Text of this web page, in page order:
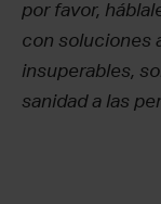
por favor,
con soluciones
insuperables,
sanidad a las